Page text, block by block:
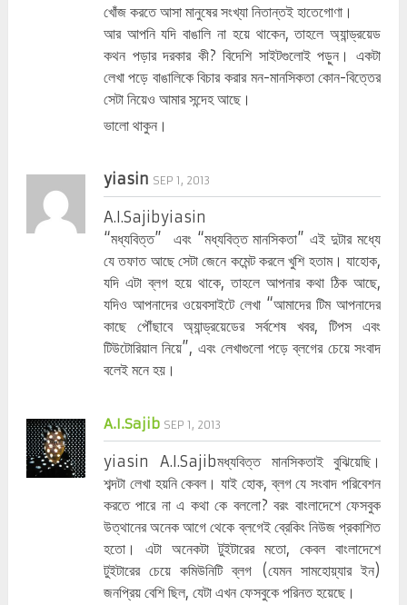
খোঁজ করতে আসা মানুষের সংখ্যা নিতান্তই হাতেগোণা।
আর আপনি যদি বাঙালি না হয়ে থাকেন, তাহলে অ্যান্ড্রয়েড
কথন পড়ার দরকার কী? বিদেশি সাইটগুলোই পড়ুন। একটা
লেখা পড়ে বাঙালিকে বিচার করার মন-মানসিকতা কোন-বিত্তের
সেটা নিয়েও আমার সন্দেহ আছে।
ভালো থাকুন।
yiasin SEP 1, 2013
A.I.Sajibyiasin
“মধ্যবিত্ত” এবং “মধ্যবিত্ত মানসিকতা” এই দুটার মধ্যে
যে তফাত আছে সেটা জেনে কমেন্ট করলে খুশি হতাম। যাহোক,
যদি এটা ব্লগ হয়ে থাকে, তাহলে আপনার কথা ঠিক আছে,
যদিও আপনাদের ওয়েবসাইটে লেখা “আমাদের টিম আপনাদের
কাছে পৌঁছাবে অ্যান্ড্রয়েডের সর্বশেষ খবর, টিপস এবং
টিউটোরিয়াল নিয়ে”, এবং লেখাগুলো পড়ে ব্লগের চেয়ে সংবাদ
বলেই মনে হয়।
A.I.Sajib SEP 1, 2013
yiasin A.I.Sajibমধ্যবিত্ত মানসিকতাই বুঝিয়েছি।
শব্দটা লেখা হয়নি কেবল। যাই হোক, ব্লগ যে সংবাদ পরিবেশন
করতে পারে না এ কথা কে বললো? বরং বাংলাদেশে ফেসবুক
উত্থানের অনেক আগে থেকে ব্লগেই ব্রেকিং নিউজ প্রকাশিত
হতো। এটা অনেকটা টুইটারের মতো, কেবল বাংলাদেশে
টুইটারের চেয়ে কমিউনিটি ব্লগ (যেমন সামহোয়্যার ইন)
জনপ্রিয় বেশি ছিল, যেটা এখন ফেসবুকে পরিনত হয়েছে।